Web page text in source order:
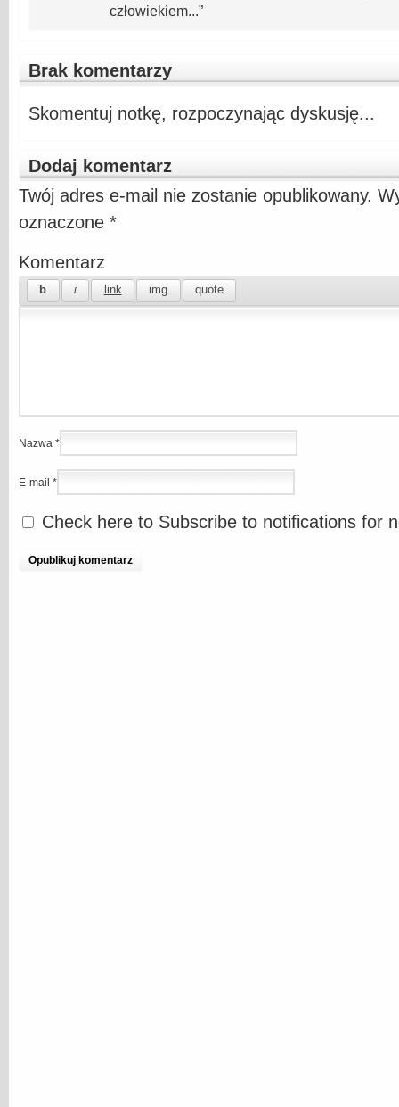
człowiekiem...”
Brak komentarzy
Skomentuj notkę, rozpoczynając dyskusję...
Dodaj komentarz
Twój adres e-mail nie zostanie opublikowany.
oznaczone *
Komentarz
Nazwa *
E-mail *
Check here to Subscribe to notifications for